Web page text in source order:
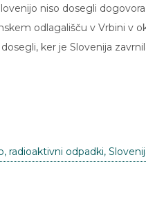
niso dosegli
odlagališču v Vrbini v
ker je Slovenija
, radioaktivni odpadki,